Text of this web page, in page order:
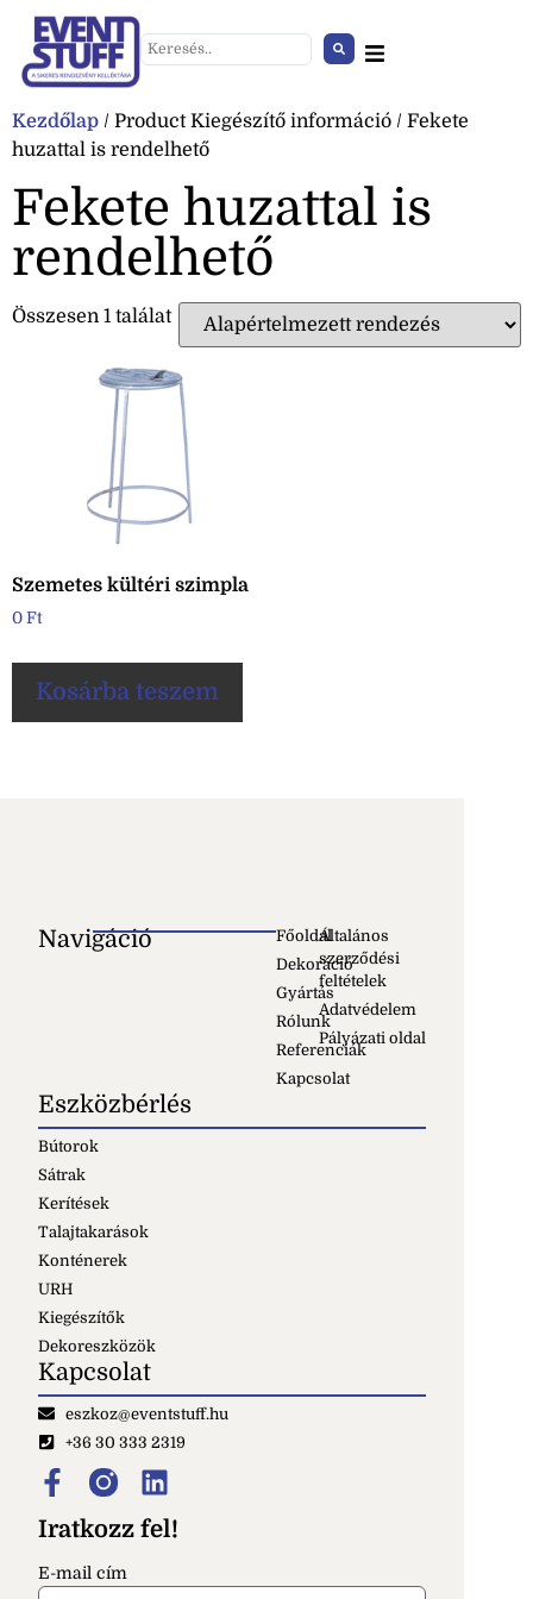
Kezdőlap / Product Kiegészítő információ / Fekete
huzattal is rendelhető
Fekete huzattal is
rendelhető
Összesen 1 találat
Szemetes kültéri szimpla
0 Ft
Kosárba teszem
Navigáció
Főoldal
Dekoráció
Gyártás
Rólunk
Referenciák
Kapcsolat
Általános
szerződési
feltételek
Adatvédelem
Pályázati oldal
Eszközbérlés
Bútorok
Sátrak
Kerítések
Talajtakarások
Konténerek
URH
Kiegészítők
Dekoreszközök
Kapcsolat
eszkoz@eventstuff.hu
+36 30 333 2319
Iratkozz fel!
E-mail cím
Chiavari szék arany